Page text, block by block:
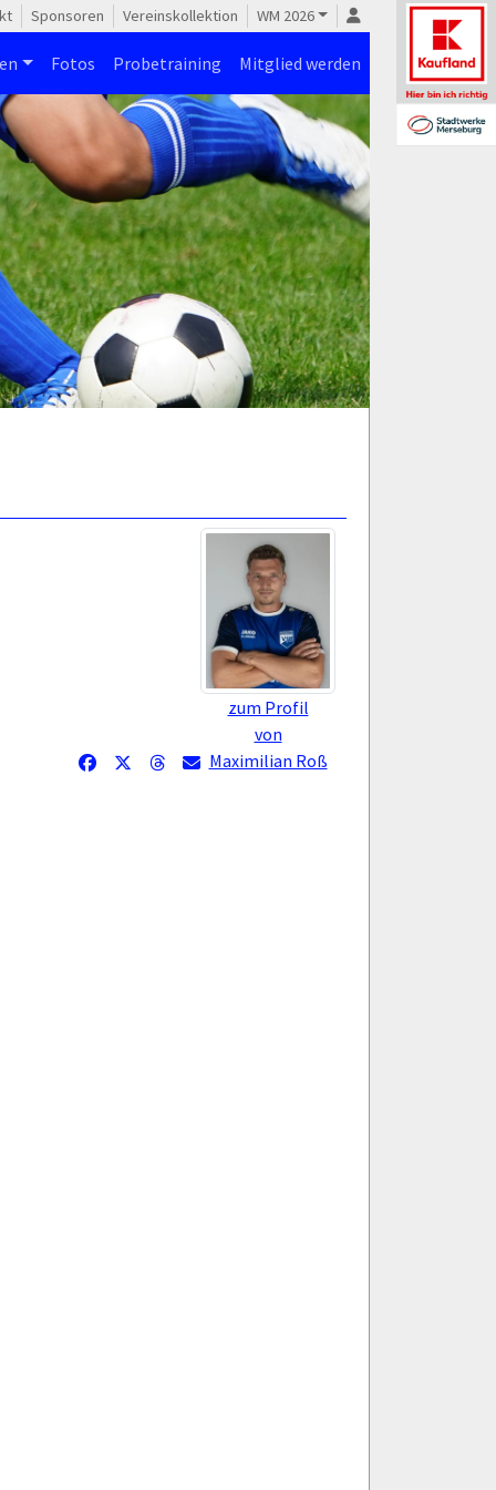
Sponsoren Vereinskollektion WM 2026
Fotos Probetraining Mitglied werden
zum Profil
von
Maximilian Roß